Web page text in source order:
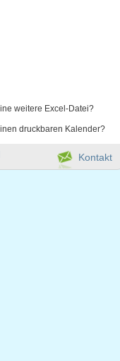
weitere Excel-Datei?
druckbaren Kalender?
Kontakt